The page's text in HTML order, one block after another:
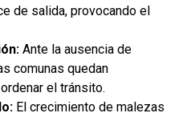
de salida, provocando el
Ante la ausencia de
comunas quedan
el tránsito.
El crecimiento de malezas